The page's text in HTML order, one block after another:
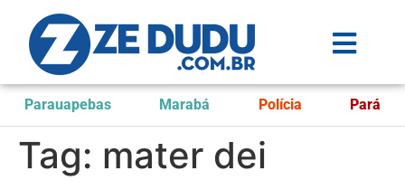
Parauapebas Marabá Polícia Pará
Tag: mater dei